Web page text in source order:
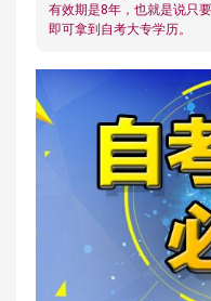
有效期是8年，也就是说只
即可拿到自考大专学历。